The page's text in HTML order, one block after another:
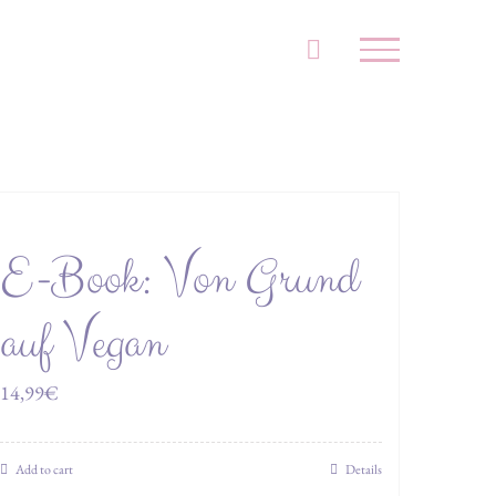
E-Book: Von Grund
auf Vegan
14,99€
Add to cart Details